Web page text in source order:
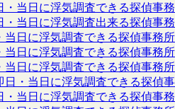
・当日に浮気調査できる探偵事
・当日に浮気調査出来る探偵事
当日に浮気調査できる探偵事務所
当日に浮気調査できる探偵事務所
当日に浮気調査できる探偵事務所
日・当日に浮気調査できる探偵
・当日に浮気調査できる探偵事